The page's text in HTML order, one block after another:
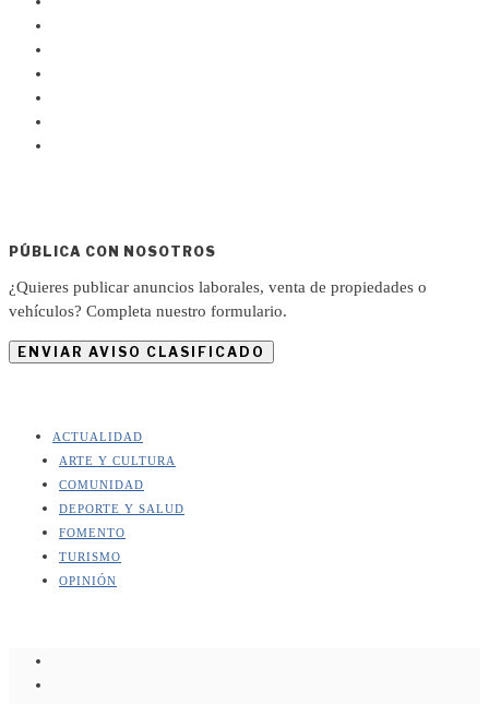
PÚBLICA CON NOSOTROS
¿Quieres publicar anuncios laborales, venta de propiedades o
vehículos? Completa nuestro formulario.
ENVIAR AVISO CLASIFICADO
ACTUALIDAD
ARTE Y CULTURA
COMUNIDAD
DEPORTE Y SALUD
FOMENTO
TURISMO
OPINIÓN